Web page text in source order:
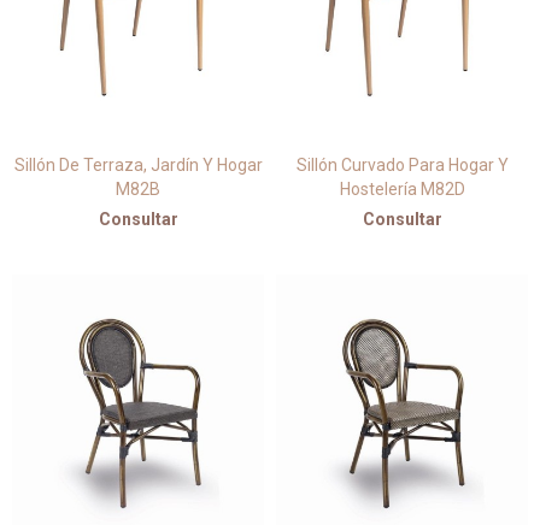
Sillón De Terraza, Jardín Y Hogar
M82B
Consultar
Sillón Curvado Para Hogar Y
Hostelería M82D
Consultar